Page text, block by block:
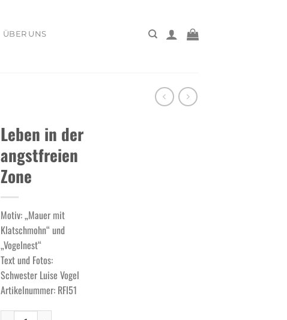
ÜBER UNS
Leben in der
angstfreien
Zone
Motiv: „Mauer mit
Klatschmohn“ und
„Vogelnest“
Text und Fotos:
Schwester Luise Vogel
Artikelnummer: RFI51
Leben in der angstfreien Zone Menge